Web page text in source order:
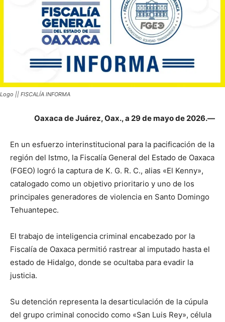
Logo || FISCALÍA INFORMA
Oaxaca de Juárez, Oax., a 29 de mayo de 2026.—
En un esfuerzo interinstitucional para la pacificación de la
región del Istmo, la Fiscalía General del Estado de Oaxaca
(FGEO) logró la captura de K. G. R. C., alias «El Kenny»,
catalogado como un objetivo prioritario y uno de los
principales generadores de violencia en Santo Domingo
Tehuantepec.
El trabajo de inteligencia criminal encabezado por la
Fiscalía de Oaxaca permitió rastrear al imputado hasta el
estado de Hidalgo, donde se ocultaba para evadir la
justicia.
Su detención representa la desarticulación de la cúpula
del grupo criminal conocido como «San Luis Rey», célula